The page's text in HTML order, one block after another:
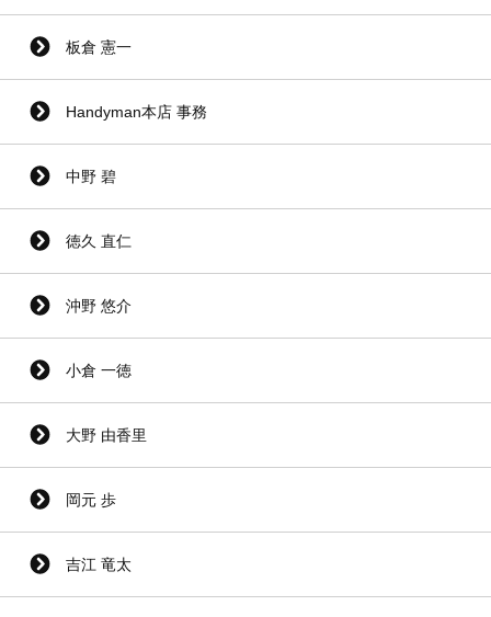
板倉 憲一
Handyman本店 事務
中野 碧
徳久 直仁
沖野 悠介
小倉 一徳
大野 由香里
岡元 歩
吉江 竜太